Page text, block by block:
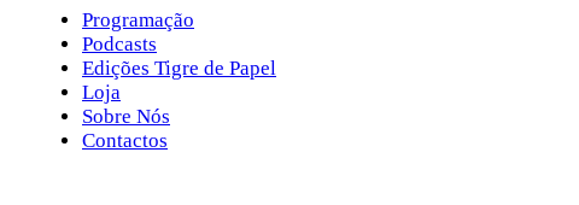
Programação
Podcasts
Edições Tigre de Papel
Loja
Sobre Nós
Contactos